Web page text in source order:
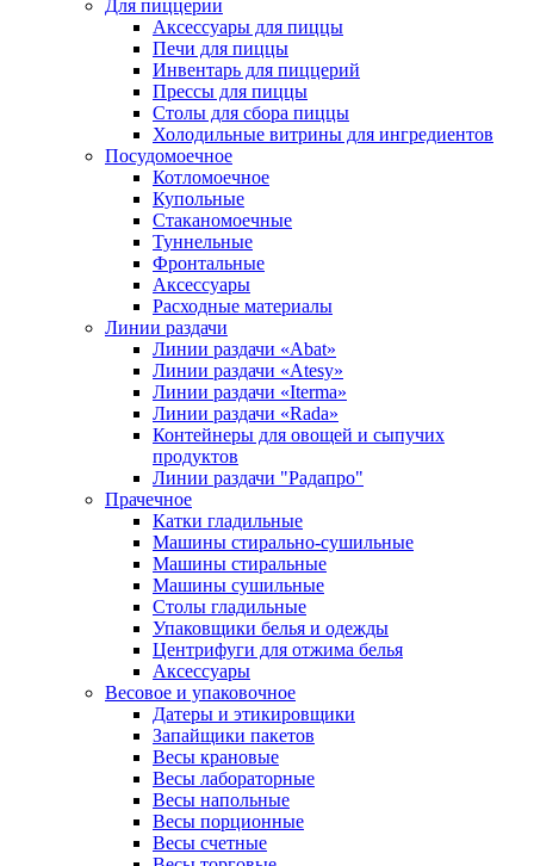
Для пиццерии
Аксессуары для пиццы
Печи для пиццы
Инвентарь для пиццерий
Прессы для пиццы
Столы для сбора пиццы
Холодильные витрины для ингредиентов
Посудомоечное
Котломоечное
Купольные
Стаканомоечные
Туннельные
Фронтальные
Аксессуары
Расходные материалы
Линии раздачи
Линии раздачи «Abat»
Линии раздачи «Atesy»
Линии раздачи «Iterma»
Линии раздачи «Rada»
Контейнеры для овощей и сыпучих
продуктов
Линии раздачи "Радапро"
Прачечное
Катки гладильные
Машины стирально-сушильные
Машины стиральные
Машины сушильные
Столы гладильные
Упаковщики белья и одежды
Центрифуги для отжима белья
Аксессуары
Весовое и упаковочное
Датеры и этикировщики
Запайщики пакетов
Весы крановые
Весы лабораторные
Весы напольные
Весы порционные
Весы счетные